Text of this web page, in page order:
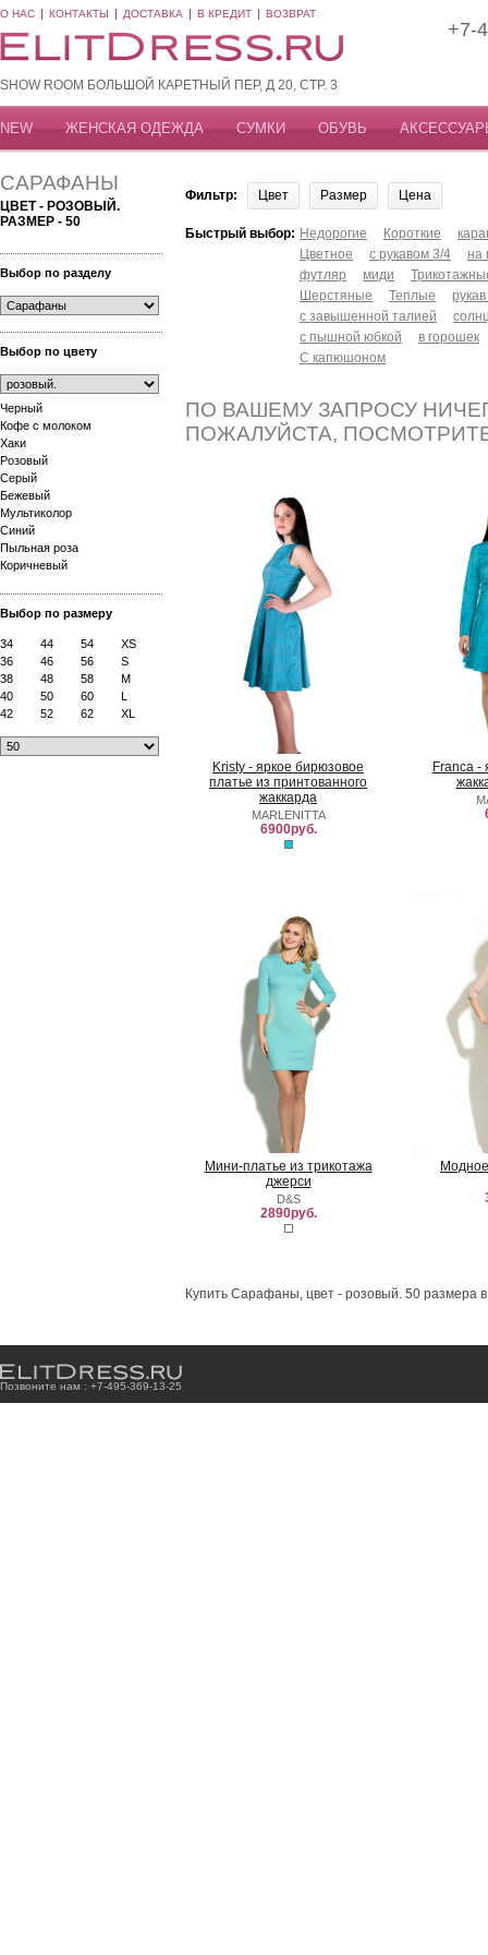
О НАС КОНТАКТЫ ДОСТАВКА В КРЕДИТ ВОЗВРАТ
SHOW ROOM БОЛЬШОЙ КАРЕТНЫЙ ПЕР, Д 20, СТР. 3
+7-
NEW ЖЕНСКАЯ ОДЕЖДА СУМКИ ОБУВЬ
САРАФАНЫ
ЦВЕТ - РОЗОВЫЙ.
РАЗМЕР - 50
Выбор по разделу
Выбор по цвету
Черный
Кофе с молоком
Хаки
Розовый
Серый
Бежевый
Мультиколор
Синий
Пыльная роза
Коричневый
Выбор по размеру
34 44 54
XS
36
46 56
S
38
48 58
M
40
50 60
L
42
52 62 XL
Фильтр: Цвет Размер Цена
Быстрый выбор: Недорогие Короткие
Цветное
с рукавом 3/4
на
футляр
миди
Шерстяные
Теплые
с завышенной талией
с пышной юбкой
в горошек
С капюшоном
ПО ВАШЕМУ ЗАПРОСУ
ПОЖАЛУЙСТА,
Kristy - яркое бирюзовое
платье из принтованного
жаккарда
MARLENITTA
6900руб.
Franca -
Мини-платье из трикотажа
джерси
D&S
2890руб.
Купить Сарафаны, цвет - розовый. 50 размера
Позвоните нам : +7-495-369-13-25